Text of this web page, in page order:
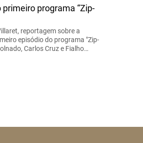
primeiro programa “Zip-
reportagem sobre a
episódio do programa "Zip-
Carlos Cruz e Fialho…